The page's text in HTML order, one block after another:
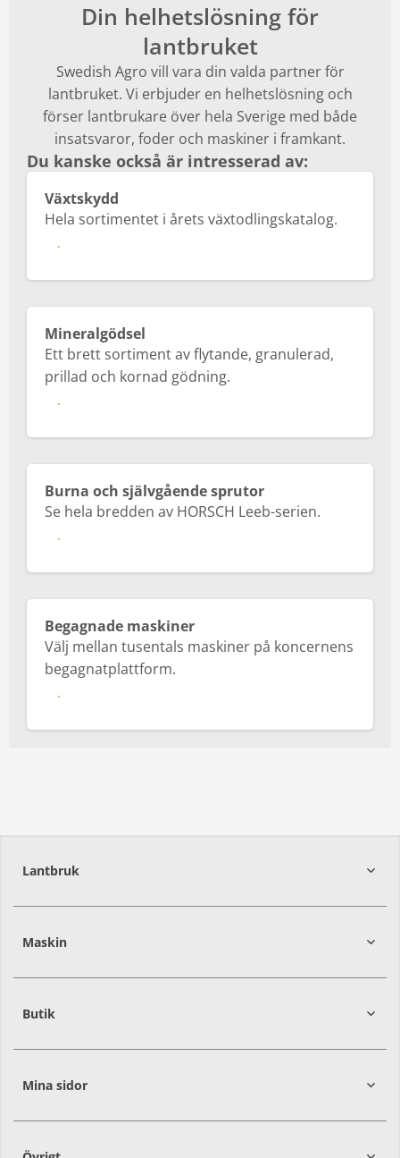
Din helhetslösning för
lantbruket
Swedish Agro vill vara din valda partner för
lantbruket. Vi erbjuder en helhetslösning och
förser lantbrukare över hela Sverige med både
insatsvaror, foder och maskiner i framkant.
Du kanske också är intresserad av:
Växtskydd
Hela sortimentet i årets växtodlingskatalog.
Läs mer
Mineralgödsel
Ett brett sortiment av flytande, granulerad,
prillad och kornad gödning.
Läs mer
Burna och självgående sprutor
Se hela bredden av HORSCH Leeb-serien.
Läs mer
Begagnade maskiner
Välj mellan tusentals maskiner på koncernens
begagnatplattform.
Läs mer
Lantbruk
39239
Maskin
27430
Butik
Mina sidor